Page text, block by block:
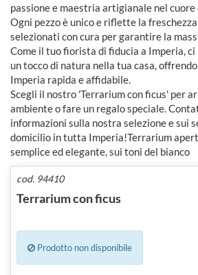
passione e maestria artigianale nel cuore
Ogni pezzo è unico e riflette la
selezionati con cura per garantire la
Come il tuo fiorista di fiducia a Imperia,
un tocco di natura nella tua casa,
Imperia rapida e affidabile.
Scegli il nostro 'Terrarium con ficus' per
ambiente o fare un regalo speciale.
informazioni sulla nostra selezione e sui
domicilio in tutta Imperia!Terrarium
semplice ed elegante, sui toni del bianco
cod. 94410
Terrarium con ficus
Prodotto non disponibile